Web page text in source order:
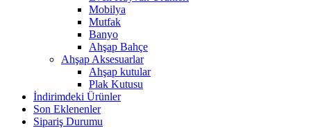
Mobilya
Mutfak
Banyo
Ahşap Bahçe
Ahşap Aksesuarlar
Ahşap kutular
Plak Kutusu
İndirimdeki Ürünler
Son Eklenenler
Sipariş Durumu